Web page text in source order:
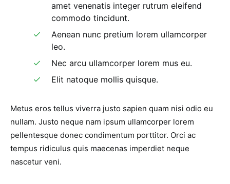
amet venenatis integer rutrum eleifend
commodo tincidunt.
Aenean nunc pretium lorem ullamcorper
leo.
Nec arcu ullamcorper lorem mus eu.
Elit natoque mollis quisque.
Metus eros tellus viverra justo sapien quam nisi odio eu
nullam. Justo neque nam ipsum ullamcorper lorem
pellentesque donec condimentum porttitor. Orci ac
tempus ridiculus quis maecenas imperdiet neque
nascetur veni.